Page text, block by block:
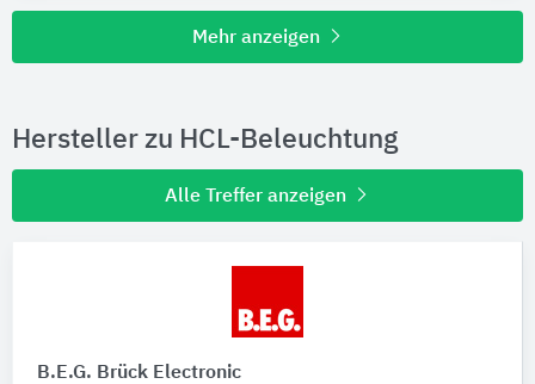
Mehr anzeigen
Hersteller zu HCL-Beleuchtung
Alle Treffer anzeigen
B.E.G. Brück Electronic